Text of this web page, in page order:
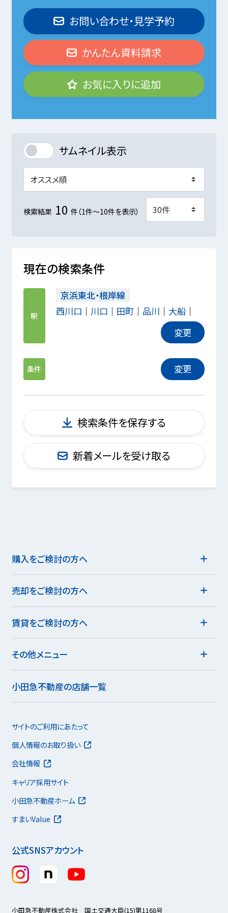
お問い合わせ・見学予約
かんたん資料請求
お気に入りに追加
サムネイル表示
検索結果 10 件（1件～10件を表示）
現在の検索条件
駅
京浜東北・根岸線
西川口
川口 田町 品川
大船
変更
条件 変更
検索条件を保存する
新着メールを受け取る
購入をご検討の方へ
売却をご検討の方へ
賃貸をご検討の方へ
その他メニュー
小田急不動産の店舗一覧
公式SNSアカウント
サイトのご利用にあたって
個人情報のお取り扱い
会社情報
キャリア採用サイト
小田急不動産ホーム
すまいValue
小田急不動産株式会社 国土交通大臣(15)第1168号